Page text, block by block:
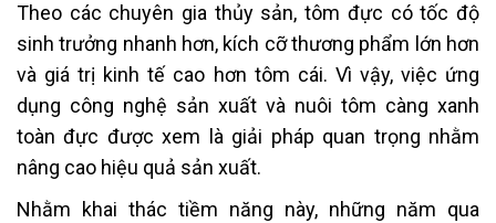
Theo các chuyên gia thủy sản, tôm đực có tốc độ
sinh trưởng nhanh hơn, kích cỡ thương phẩm lớn hơn
và giá trị kinh tế cao hơn tôm cái. Vì vậy, việc ứng
dụng công nghệ sản xuất và nuôi tôm càng xanh
toàn đực được xem là giải pháp quan trọng nhằm
nâng cao hiệu quả sản xuất.
Nhằm khai thác tiềm năng này, những năm qua